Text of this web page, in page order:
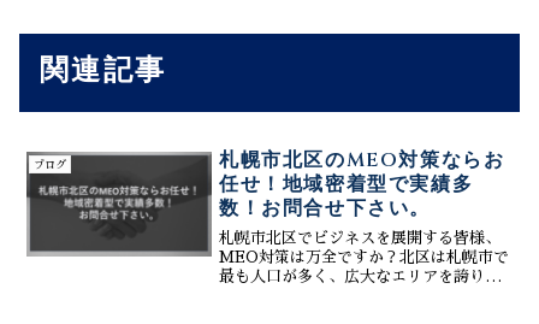
関連記事
ブログ
札幌市北区のMEO対策ならお
任せ！地域密着型で実績多
数！お問合せ下さい。
札幌市北区でビジネスを展開する皆様、
MEO対策は万全ですか？北区は札幌市で
最も人口が多く、広大なエリアを誇りま